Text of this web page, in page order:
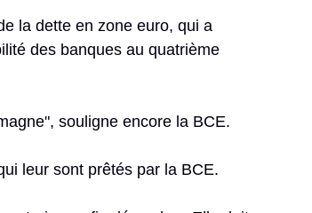
la dette en zone euro, qui a
des banques au quatrième
souligne encore la BCE.
leur sont prêtés par la BCE.